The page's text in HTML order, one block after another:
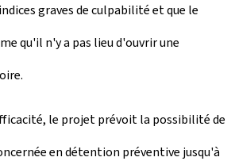
graves de culpabilité et que le
qu'il n'y a pas lieu d'ouvrir une
le projet prévoit la possibilité de
en détention préventive jusqu'à